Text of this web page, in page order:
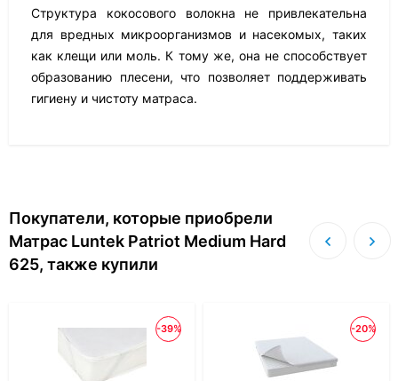
Структура кокосового волокна не привлекательна
для вредных микроорганизмов и насекомых, таких
как клещи или моль. К тому же, она не способствует
образованию плесени, что позволяет поддерживать
гигиену и чистоту матраса.
Покупатели, которые приобрели
Матрас Luntek Patriot Medium Hard
625, также купили
-39% -20%